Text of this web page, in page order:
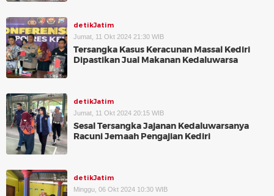
detikJatim
Jumat, 11 Okt 2024 21:30 WIB
Tersangka Kasus Keracunan Massal Kediri
Dipastikan Jual Makanan Kedaluwarsa
detikJatim
Jumat, 11 Okt 2024 20:15 WIB
Sesal Tersangka Jajanan Kedaluwarsanya
Racuni Jemaah Pengajian Kediri
detikJatim
Minggu, 06 Okt 2024 10:30 WIB